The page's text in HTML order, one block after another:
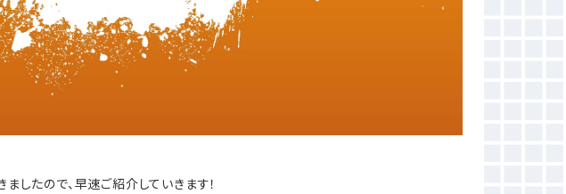
したので、早速ご紹介していきます！